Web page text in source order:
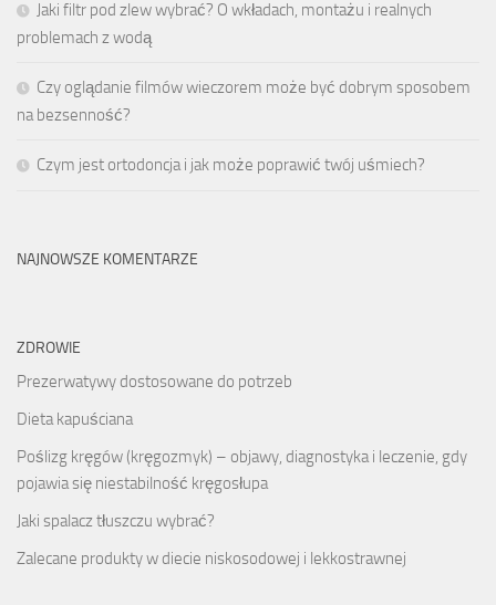
Jaki filtr pod zlew wybrać? O wkładach, montażu i realnych
problemach z wodą
Czy oglądanie filmów wieczorem może być dobrym sposobem
na bezsenność?
Czym jest ortodoncja i jak może poprawić twój uśmiech?
NAJNOWSZE KOMENTARZE
ZDROWIE
Prezerwatywy dostosowane do potrzeb
Dieta kapuściana
Poślizg kręgów (kręgozmyk) – objawy, diagnostyka i leczenie, gdy
pojawia się niestabilność kręgosłupa
Jaki spalacz tłuszczu wybrać?
Zalecane produkty w diecie niskosodowej i lekkostrawnej